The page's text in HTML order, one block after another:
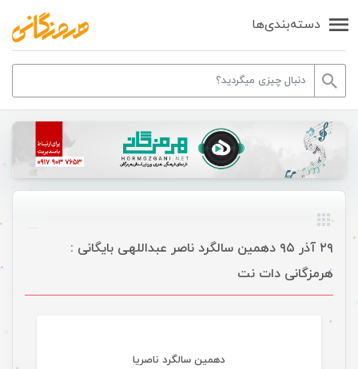
دسته‌بندی‌ها
۲۹ آذر ۹۵ دهمین سالگرد ناصر عبداللهی بایگانی :
هرمزگانی دات نت
دهمین سالگرد ناصریا